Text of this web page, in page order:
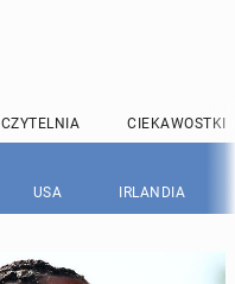
CZYTELNIA CIEKAWOSTKI
USA IRLANDIA